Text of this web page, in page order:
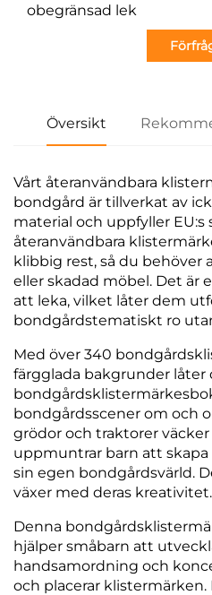
obegränsad lek
Översikt
Vårt återanvändbara
bondgård är tillverkat av
material och uppfyller EU:s
återanvändbara
klibbig rest, så du behöver
eller skadad möbel. Det är
att leka, vilket låter dem
bondgårdstematiskt ro
Med över 340
färgglada bakgrunder låter
bondgårdsscener om och
grödor och traktorer väcker
uppmuntrar barn att
sin egen bondgårdsvärld.
växer med deras kreativitet.
Denna
hjälper småbarn att
handsamordning och
och placerar